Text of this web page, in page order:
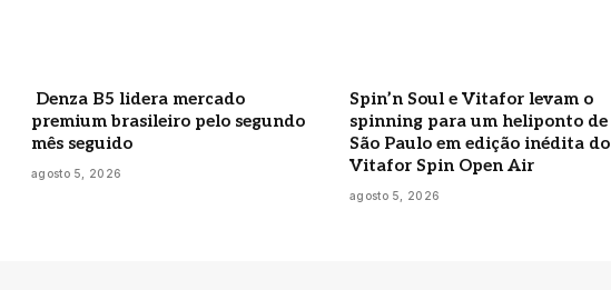
Denza B5 lidera mercado
premium brasileiro pelo segundo
mês seguido
agosto 5, 2026
Spin’n Soul e Vitafor levam o
spinning para um heliponto de
São Paulo em edição inédita do
Vitafor Spin Open Air
agosto 5, 2026